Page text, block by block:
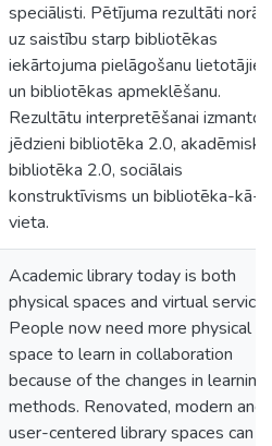
speciālisti. Pētījuma rezultāti
uz saistību starp bibliotēkas
iekārtojuma pielāgošanu
un bibliotēkas apmeklēšanu.
Rezultātu interpretēšanai izmantoti
jēdzieni bibliotēka 2.0, akadēmiska
bibliotēka 2.0, sociālais
konstruktīvisms un bibliotēka-kā-
vieta.
Academic library today is both
physical spaces and virtual
People now need more physical
space to learn in collaboration
because of the changes in learning
methods. Renovated, modern and
user-centered library spaces can